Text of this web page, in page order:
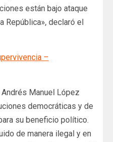
están bajo ataque
República», declaró el
–
Manuel López
democráticas y de
su beneficio político.
de manera ilegal y en